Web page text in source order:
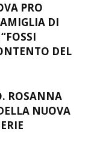
PRO
DI
DEL
ROSANNA
NUOVA